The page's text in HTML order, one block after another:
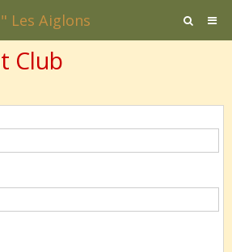
Les Aiglons
Club